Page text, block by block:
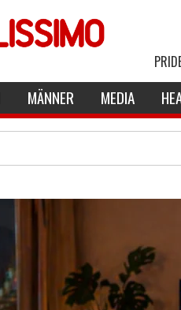
MÄNNER MEDIA